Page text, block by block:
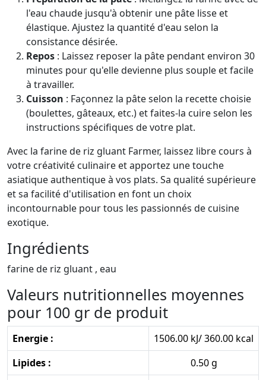
l'eau chaude jusqu'à obtenir une pâte lisse et
élastique. Ajustez la quantité d'eau selon la
consistance désirée.
Repos : Laissez reposer la pâte pendant environ 30
minutes pour qu'elle devienne plus souple et facile
à travailler.
Cuisson : Façonnez la pâte selon la recette choisie
(boulettes, gâteaux, etc.) et faites-la cuire selon les
instructions spécifiques de votre plat.
Avec la farine de riz gluant Farmer, laissez libre cours à
votre créativité culinaire et apportez une touche
asiatique authentique à vos plats. Sa qualité supérieure
et sa facilité d'utilisation en font un choix
incontournable pour tous les passionnés de cuisine
exotique.
Ingrédients
farine de riz gluant , eau
Valeurs nutritionnelles moyennes
pour 100 gr de produit
Energie :
1506.00 kJ/ 360.00 kcal
Lipides :
0.50 g